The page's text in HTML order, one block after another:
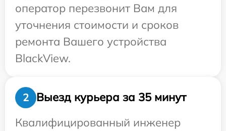
оператор перезвонит Вам для
уточнения стоимости и сроков
ремонта Вашего устройства
BlackView.
2
Выезд курьера за 35 минут
Квалифицированный инженер